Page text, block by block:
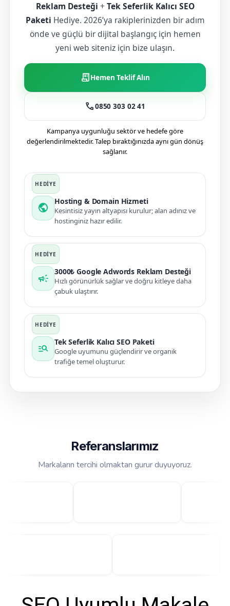
Reklam Desteği + Tek Seferlik Kalıcı SEO
Paketi Hediye. 2026’ya rakiplerinizden bir adım
önde ve güçlü bir dijital başlangıç için hemen
yeni web siteniz için bize ulaşın.
receipt_longHemen Teklif Alın
call0850 303 02 41
Kampanya uygunluğu sektör ve hedefe göre
değerlendirilmektedir. Talep bıraktığınızda aynı gün dönüş
sağlanır.
public
Hosting & Domain Hizmeti
Kesintisiz yayın altyapısı kurulur; alan adınız ve
hostinginiz hazır edilir.
campaign
3000₺ Google Adwords Reklam Desteği
Hızlı görünürlük sağlar ve doğru kitleye daha
çabuk ulaştırır.
manage_search
Tek Seferlik Kalıcı SEO Paketi
Google uyumunu güçlendirir ve organik
trafiğe temel oluşturur.
Referanslarımız
Markaların tercihi olmaktan gurur duyuyoruz.